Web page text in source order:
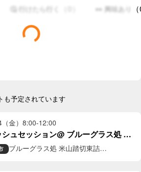
🤔 行けたら行く 👀 興味あり （
も予定されています
金） 8:00-12:00
ュセッション@ ブルーグラス処 米
詰ブルーグラス処 米山踏切東詰